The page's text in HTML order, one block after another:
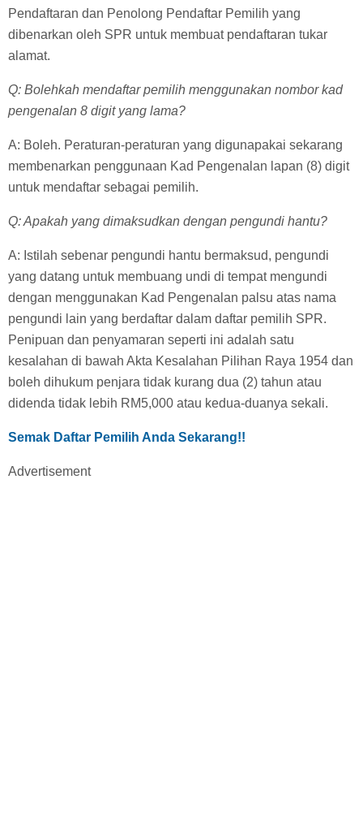
Pendaftaran dan Penolong Pendaftar Pemilih yang
dibenarkan oleh SPR untuk membuat pendaftaran tukar
alamat.
Q: Bolehkah mendaftar pemilih menggunakan nombor kad
pengenalan 8 digit yang lama?
A: Boleh. Peraturan-peraturan yang digunapakai sekarang
membenarkan penggunaan Kad Pengenalan lapan (8) digit
untuk mendaftar sebagai pemilih.
Q: Apakah yang dimaksudkan dengan pengundi hantu?
A: Istilah sebenar pengundi hantu bermaksud, pengundi
yang datang untuk membuang undi di tempat mengundi
dengan menggunakan Kad Pengenalan palsu atas nama
pengundi lain yang berdaftar dalam daftar pemilih SPR.
Penipuan dan penyamaran seperti ini adalah satu
kesalahan di bawah Akta Kesalahan Pilihan Raya 1954 dan
boleh dihukum penjara tidak kurang dua (2) tahun atau
didenda tidak lebih RM5,000 atau kedua-duanya sekali.
Semak Daftar Pemilih Anda Sekarang!!
Advertisement